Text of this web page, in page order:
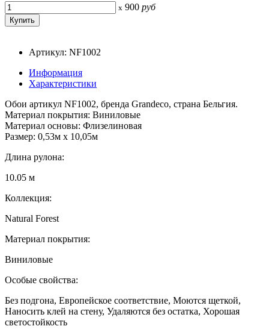
x 900 руб
Артикул: NF1002
Информация
Характеристики
Обои артикул NF1002, бренда Grandeco, страна Бельгия.
Материал покрытия: Виниловые
Материал основы: Флизелиновая
Размер: 0,53м x 10,05м
Длина рулона:
10.05 м
Коллекция:
Natural Forest
Материал покрытия:
Виниловые
Особые свойства:
Без подгона, Европейское соответствие, Моются щеткой,
Наносить клей на стену, Удаляются без остатка, Хорошая
светостойкость